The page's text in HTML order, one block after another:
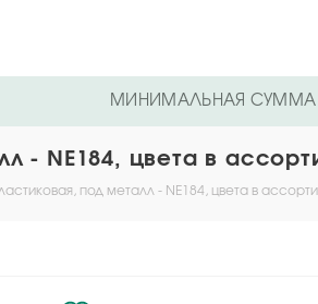
МИНИМАЛЬНАЯ СУММА
- NE184, цвета в
под металл - NE184, цвета в